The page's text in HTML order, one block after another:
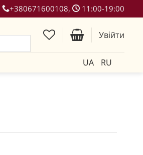
+380671600108, 11:00-19:00
Увійти
UA RU